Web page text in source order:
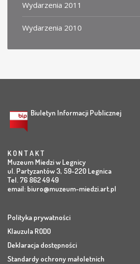
Wydarzenia 2011
Wydarzenia 2010
Biuletyn Informacji Publicznej
K O N T A K T
Muzeum Miedzi w Legnicy
ul. Partyzantów 3, 59-220 Legnica
Tel. 76 862 49 49
email: biuro@muzeum-miedzi.art.pl
Polityka prywatności
Klauzula RODO
Deklaracja dostępności
Standardy ochrony małoletnich